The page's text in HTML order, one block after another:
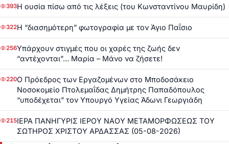
393Η ουσία πίσω από τις λέξεις (του Κωνσταντίνου Μαυρίδη)
322Η “διασημότερη” φωτογραφία με τον Άγιο Παΐσιο
256Υπάρχουν στιγμές που οι χαρές της ζωής δεν
“αντέχονται”… Μαρία – Μάνο να ζήσετε!
220Ο Πρόεδρος των Εργαζομένων στο Μποδοσάκειο
Νοσοκομείο Πτολεμαΐδας Δημήτρης Παπαδόπουλος
“υποδέχεται” τον Υπουργό Υγείας Άδωνι Γεωργιάδη
215ΙΕΡΑ ΠΑΝΗΓΥΡΙΣ ΙΕΡΟΥ ΝΑΟΥ ΜΕΤΑΜΟΡΦΩΣΕΩΣ ΤΟΥ
ΣΩΤΗΡΟΣ ΧΡΙΣΤΟΥ ΑΡΔΑΣΣΑΣ (05-08-2026)